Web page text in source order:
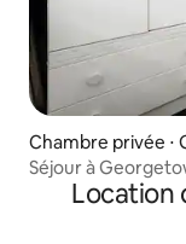
Chambre privée ⋅
Séjour à
maison partagée
Location